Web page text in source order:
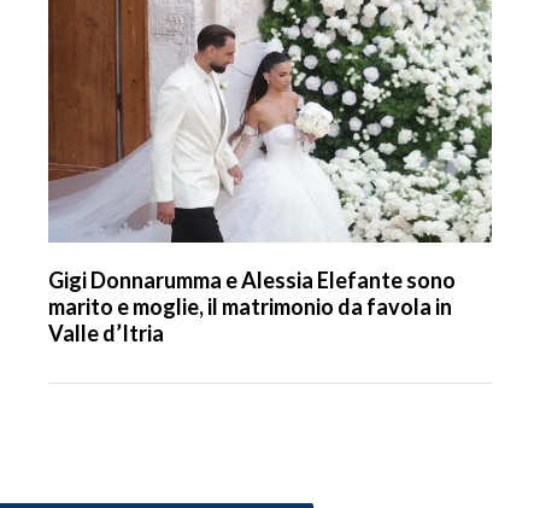
Gigi Donnarumma e Alessia Elefante sono
marito e moglie, il matrimonio da favola in
Valle d’Itria